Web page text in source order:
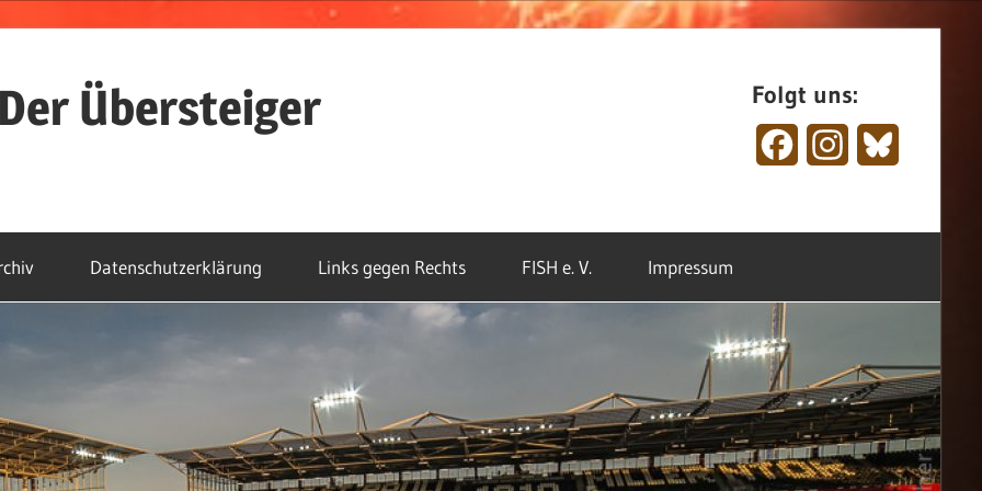
Der Übersteiger Folgt uns:
FacebookInstagram
Datenschutzerklärung Links gegen Rechts FISH e. V. Impressum